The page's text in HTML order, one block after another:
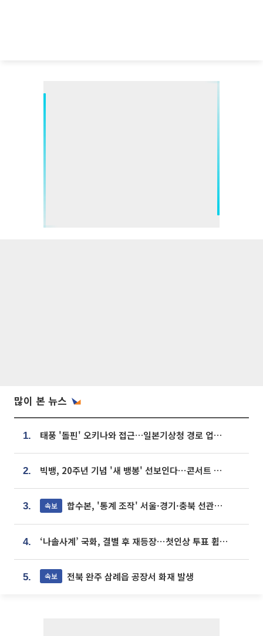
많이 본 뉴스
1. 태풍 '돌핀' 오키나와 접근…일본기상청 경로 업데이트
2. 빅뱅, 20주년 기념 '새 뱅봉' 선보인다⋯콘서트 앞두고 팝업 개최
3. 속보 합수본, '통계 조작' 서울·경기·충북 선관위 등 추가 압수수색
4. ‘나솔사계’ 국화, 결별 후 재등장⋯첫인상 투표 휩쓸고 ‘인기녀’ 등극
5. 속보 전북 완주 삼례읍 공장서 화재 발생